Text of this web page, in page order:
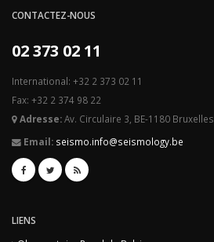
CONTACTEZ-NOUS
02 373 02 11
International: +32 2 373 02 11
Fax: +32 2 374 98 22
Adresse:Av. Circulaire 3, BE-1180 Bruxelles
Email: seismo.info@seismology.be
LIENS